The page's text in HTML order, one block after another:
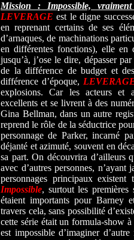
Mission : Impossible,
LEVERAGE est le digne
en reprenant certains de ses
d’arnaques, de machinations
en différentes fonctions), elle
jusqu’à, j’ose le dire, dépasser
de la différence de budget et
différence d’époque,
explosions. Car les acteurs et
excellents et se livrent à des
Gina Bellman, dans un autre
reprend le rôle de la séductrice
personnage de Parker, incarné
déjanté et azimuté, souvent en
sa part. On découvrira d’ailleurs
avec d’autres personnes,
personnages principaux
Impossible, surtout les premières
étaient importants pour Barney
travers cela, sans possibilité
cette série était un formula-show
est impossible d’imaginer